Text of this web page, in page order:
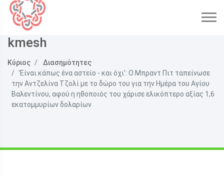
kmesh
Κύριος
Διασημότητες
'Είναι κάπως ένα αστείο - και όχι': Ο Μπραντ Πιτ ταπείνωσε
την Αντζελίνα Τζολί με το δώρο του για την Ημέρα του Αγίου
Βαλεντίνου, αφού η ηθοποιός του χάρισε ελικόπτερο αξίας 1,6
εκατομμυρίων δολαρίων